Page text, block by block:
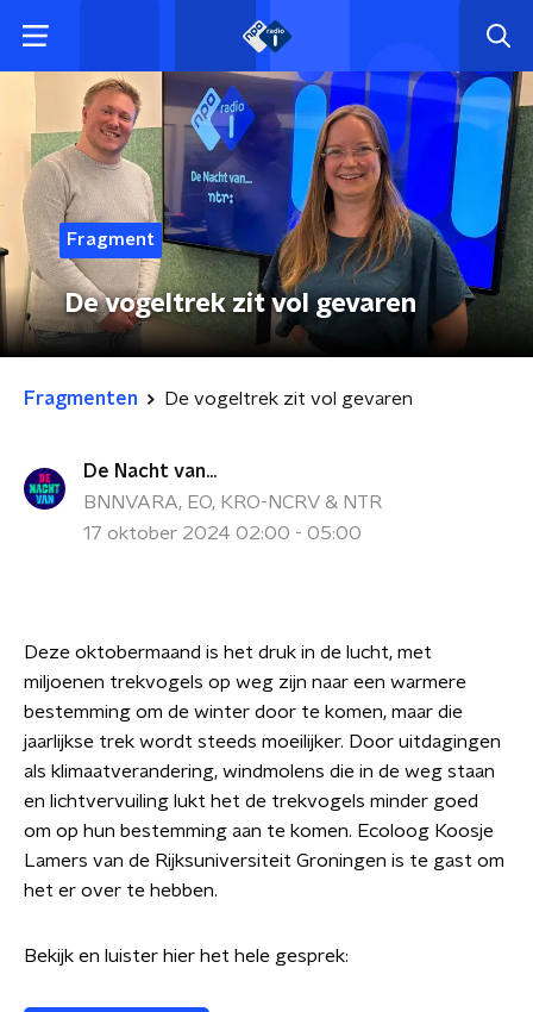
Fragment
De vogeltrek zit vol gevaren
Fragmenten De vogeltrek zit vol gevaren
De Nacht van...
BNNVARA, EO, KRO-NCRV & NTR
17 oktober 2024 02:00 - 05:00
Deze oktobermaand is het druk in de lucht, met
miljoenen trekvogels op weg zijn naar een warmere
bestemming om de winter door te komen, maar die
jaarlijkse trek wordt steeds moeilijker. Door uitdagingen
als klimaatverandering, windmolens die in de weg staan
en lichtvervuiling lukt het de trekvogels minder goed
om op hun bestemming aan te komen. Ecoloog Koosje
Lamers van de Rijksuniversiteit Groningen is te gast om
het er over te hebben.
Bekijk en luister hier het hele gesprek: